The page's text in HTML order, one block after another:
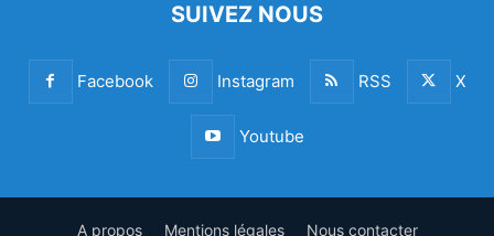
SUIVEZ NOUS
Facebook Instagram RSS X
Youtube
A propos Mentions légales Nous contacter